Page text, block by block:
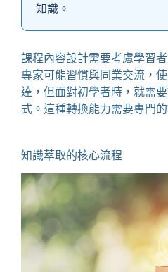
知識。
課程內容設計需要考慮學習
專家可能習慣與同業交流，
達，但面對初學者時，就需
式。這種轉換能力需要專門
知識萃取的核心流程